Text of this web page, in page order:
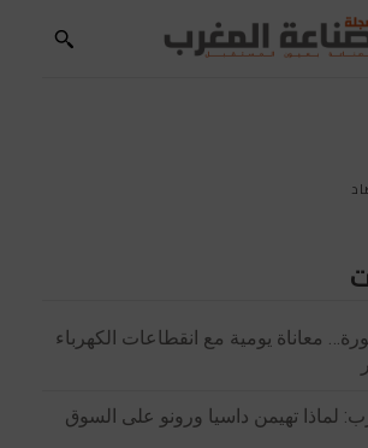
معاناة يومية مع انقطاعات الكهرباء
لماذا تهيمن داسيا ورونو على السوق